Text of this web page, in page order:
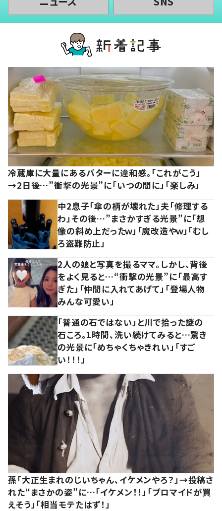
冷蔵庫に大量にあるバターに違和感。「これがこう」
→2日後…”衝撃の光景”に「いつの間に」「楽しみ」
中2息子「傘の柄が壊れた」夫「修理する
わ」その後…”まさかすぎる光景”に「想
像の斜め上だったｗ」「魔改造やｗ」「むし
ろ盗難防止」
2人の娘と写真を撮るママ。しかし、背後
をよく見ると…“衝撃の光景”に「最高す
ぎた」「仲間に入れてあげて」「登場人物
みんな可愛い」
「普通の石ではない」と川で拾った謎の
石ころ。1時間、洗い続けてみると…驚き
の光景に「めちゃくちゃきれい」「すご
い！！！」
孫「大正生まれのじいちゃん、イケメンやろ？」→投稿さ
れた“まさかの姿”に…「イケメン！！」「ブロマイドが買
えそう」「相当モテたはず！」